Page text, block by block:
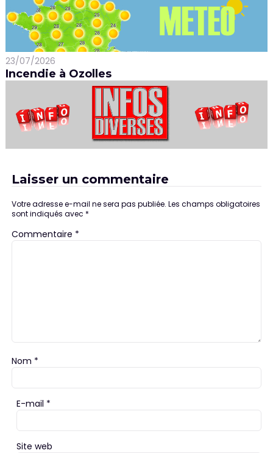
23/07/2026
Incendie à Ozolles
Laisser un commentaire
Votre adresse e-mail ne sera pas publiée. Les champs obligatoires
sont indiqués avec *
Commentaire *
Nom *
E-mail *
Site web